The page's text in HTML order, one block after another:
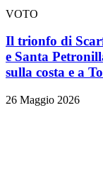
VOTO
Il trionfo di
e Santa
sulla costa e a
26 Maggio 2026